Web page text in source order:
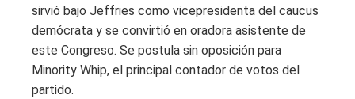
sirvió bajo Jeffries como vicepresidenta del caucus
demócrata y se convirtió en oradora asistente de
este Congreso. Se postula sin oposición para
Minority Whip, el principal contador de votos del
partido.